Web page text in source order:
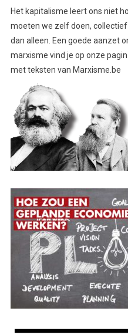
Het kapitalisme leert ons niet
moeten we zelf doen,
dan alleen. Een goede aanzet
marxisme vind je op onze
met teksten van Marxisme.be